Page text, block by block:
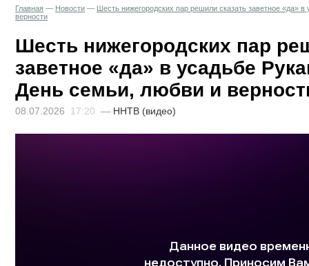
Главная — Новости — Шесть нижегородских пар решили сказать заветное «да»
верности
Шесть нижегородских пар
заветное «да» в усадьбе
День семьи, любви и
08.07.2026 17:20 — ННТВ (видео)